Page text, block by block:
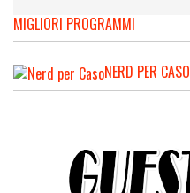
MIGLIORI PROGRAMMI
NERD PER CASO